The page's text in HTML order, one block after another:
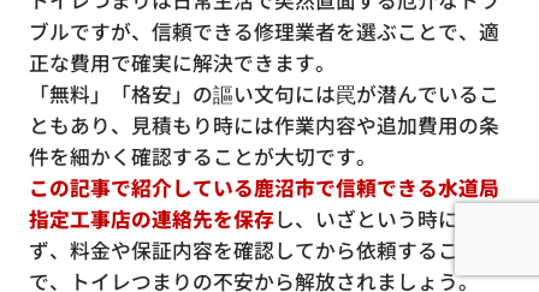
ブルですが、信頼できる修理業者を選ぶことで、適
正な費用で確実に解決できます。
「無料」「格安」の謳い文句には罠が潜んでいるこ
ともあり、見積もり時には作業内容や追加費用の条
件を細かく確認することが大切です。
この記事で紹介している鹿沼市で信頼できる水道局
指定工事店の連絡先を保存し、いざという時に慌て
ず、料金や保証内容を確認してから依頼すること
で、トイレつまりの不安から解放されましょう。